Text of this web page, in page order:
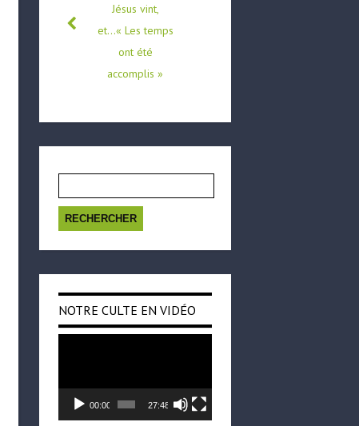
Jésus vint,
et…« Les temps
ont été
accomplis »
NOTRE CULTE EN VIDÉO
00:00 27:48